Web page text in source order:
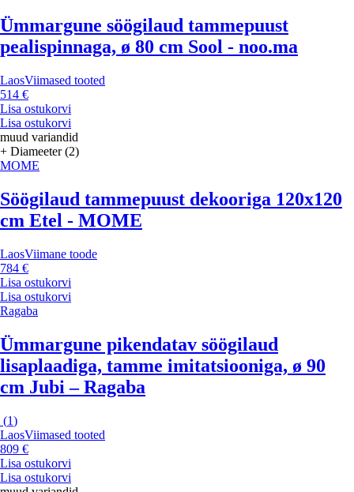
Ümmargune söögilaud tammepuust
pealispinnaga, ø 80 cm Sool - noo.ma
LaosViimased tooted
514 €
Lisa ostukorvi
Lisa ostukorvi
muud variandid
+ Diameeter (2)
MOME
Söögilaud tammepuust dekooriga 120x120
cm Etel - MOME
LaosViimane toode
784 €
Lisa ostukorvi
Lisa ostukorvi
Ragaba
Ümmargune pikendatav söögilaud
lisaplaadiga, tamme imitatsiooniga, ø 90
cm Jubi – Ragaba
(1)
LaosViimased tooted
809 €
Lisa ostukorvi
Lisa ostukorvi